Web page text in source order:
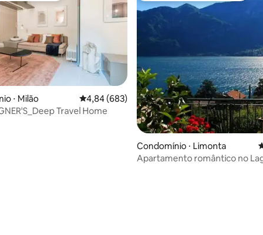
de 5, 151 avaliações
⋅ Milão 4,84 de uma avaliação média de 5, 683
4,84 (683)
Travel Home
Condomínio ⋅ Limonta
Apartamento romântico no